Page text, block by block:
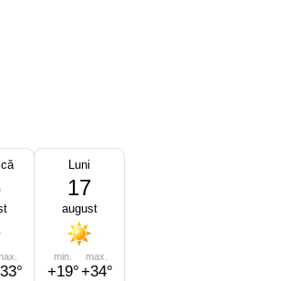
Luni
17
august
min.
+19°
max.
+34°